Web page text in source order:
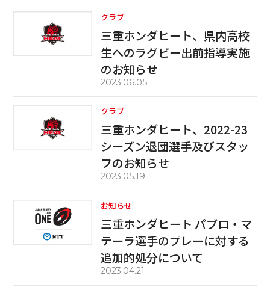
クラブ
三重ホンダヒート、県内高校
生へのラグビー出前指導実施
のお知らせ
2023.06.05
クラブ
三重ホンダヒート、2022-23
シーズン退団選手及びスタッ
フのお知らせ
2023.05.19
お知らせ
三重ホンダヒート パブロ・マ
テーラ選手のプレーに対する
追加的処分について
2023.04.21